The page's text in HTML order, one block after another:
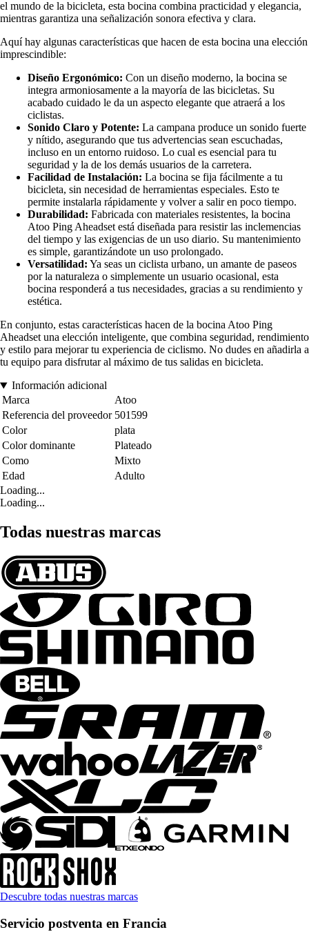
el mundo de la bicicleta, esta bocina combina practicidad y elegancia,
mientras garantiza una señalización sonora efectiva y clara.
Aquí hay algunas características que hacen de esta bocina una elección
imprescindible:
Diseño Ergonómico: Con un diseño moderno, la bocina se
integra armoniosamente a la mayoría de las bicicletas. Su
acabado cuidado le da un aspecto elegante que atraerá a los
ciclistas.
Sonido Claro y Potente: La campana produce un sonido fuerte
y nítido, asegurando que tus advertencias sean escuchadas,
incluso en un entorno ruidoso. Lo cual es esencial para tu
seguridad y la de los demás usuarios de la carretera.
Facilidad de Instalación: La bocina se fija fácilmente a tu
bicicleta, sin necesidad de herramientas especiales. Esto te
permite instalarla rápidamente y volver a salir en poco tiempo.
Durabilidad: Fabricada con materiales resistentes, la bocina
Atoo Ping Aheadset está diseñada para resistir las inclemencias
del tiempo y las exigencias de un uso diario. Su mantenimiento
es simple, garantizándote un uso prolongado.
Versatilidad: Ya seas un ciclista urbano, un amante de paseos
por la naturaleza o simplemente un usuario ocasional, esta
bocina responderá a tus necesidades, gracias a su rendimiento y
estética.
En conjunto, estas características hacen de la bocina Atoo Ping
Aheadset una elección inteligente, que combina seguridad, rendimiento
y estilo para mejorar tu experiencia de ciclismo. No dudes en añadirla a
tu equipo para disfrutar al máximo de tus salidas en bicicleta.
Información adicional
Marca
Atoo
Referencia del proveedor 501599
Color
plata
Color dominante
Plateado
Como
Mixto
Edad
Adulto
Loading...
Loading...
Todas nuestras marcas
Descubre todas nuestras marcas
Servicio postventa en Francia